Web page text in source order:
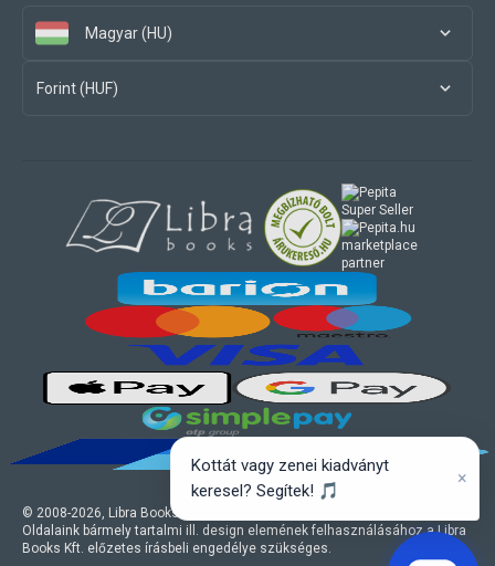
Magyar (HU)
Forint (HUF)
© 2008-2026, Libra Books Kft. Minden jog fenntartva.
Oldalaink bármely tartalmi ill. design elemének felhasználásához a Libra
Books Kft. előzetes írásbeli engedélye szükséges.
marketplace
partner
Kottát vagy zenei kiadványt
keresel? Segítek! 🎵
×